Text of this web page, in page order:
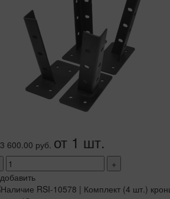
3 600.00 руб. от 1 шт.
+
добавить